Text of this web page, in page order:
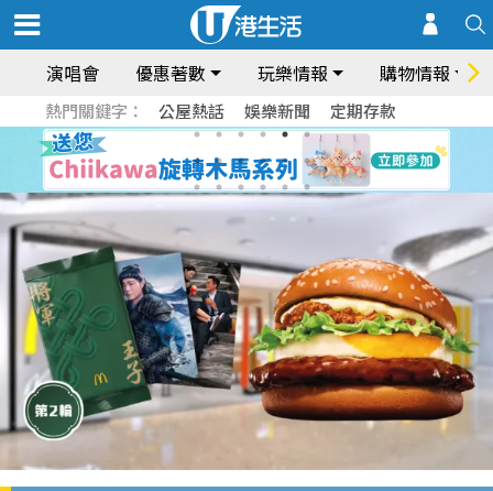
演唱會 優惠著數 玩樂情報 購物情報
熱門關鍵字： 公屋熱話 娛樂新聞 定期存款